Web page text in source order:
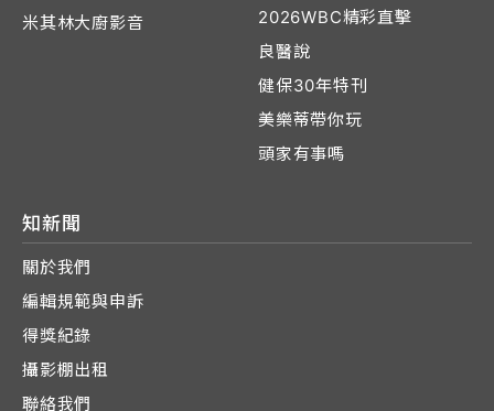
米其林大廚影音
2026WBC精彩直擊
良醫說
健保30年特刊
美樂蒂帶你玩
頭家有事嗎
知新聞
關於我們
編輯規範與申訴
得獎紀錄
攝影棚出租
聯絡我們